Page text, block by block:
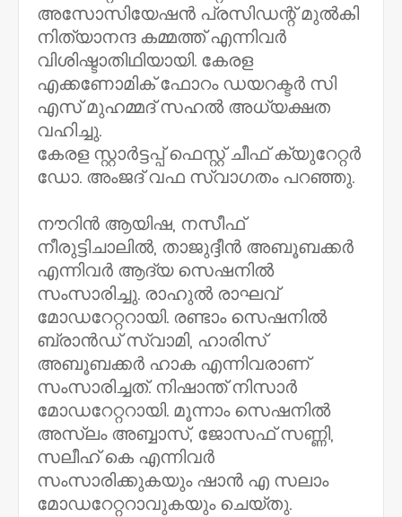
അസോസിയേഷന്‍ പ്രസിഡന്റ് മുല്‍കി
നിത്യാനന്ദ കമ്മത്ത് എന്നിവര്‍
വിശിഷ്ടാതിഥിയായി. കേരള
എക്കണോമിക് ഫോറം ഡയറക്ടര്‍ സി
എസ് മുഹമ്മദ് സഹല്‍ അധ്യക്ഷത
വഹിച്ചു.
കേരള സ്റ്റാര്‍ട്ടപ്പ് ഫെസ്റ്റ് ചീഫ് ക്യുറേറ്റര്‍
ഡോ. അംജദ് വഫ സ്വാഗതം പറഞ്ഞു.
നൗറിന്‍ ആയിഷ, നസീഫ്
നീരുട്ടിചാലില്‍, താജുദ്ദീന്‍ അബൂബക്കര്‍
എന്നിവര്‍ ആദ്യ സെഷനില്‍
സംസാരിച്ചു. രാഹുല്‍ രാഘവ്
മോഡറേറ്ററായി. രണ്ടാം സെഷനില്‍
ബ്രാന്‍ഡ് സ്വാമി, ഹാരിസ്
അബൂബക്കര്‍ ഹാക എന്നിവരാണ്
സംസാരിച്ചത്. നിഷാന്ത് നിസാര്‍
മോഡറേറ്ററായി. മൂന്നാം സെഷനില്‍
അസ്ലം അബ്ബാസ്, ജോസഫ് സണ്ണി,
സലീഹ് കെ എന്നിവര്‍
സംസാരിക്കുകയും ഷാന്‍ എ സലാം
മോഡറേറ്ററാവുകയും ചെയ്തു.